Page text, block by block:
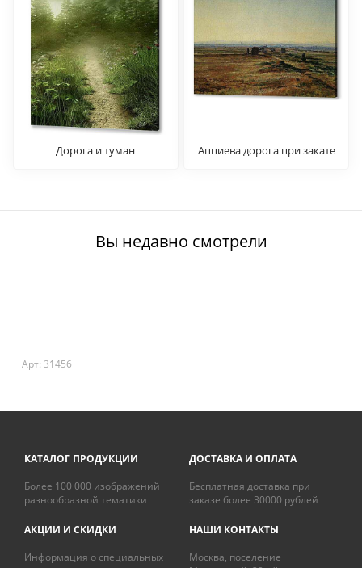
Дорога и туман
Аппиева дорога при закате
Вы недавно смотрели
Арт: 31456
КАТАЛОГ ПРОДУКЦИИ
Более 100 000 изображений
разнообразной тематики
ДОСТАВКА И ОПЛАТА
Бесплатная доставка при
заказе более 30000 рублей
АКЦИИ И СКИДКИ
Информация о специальных
НАШИ КОНТАКТЫ
Москва, поселение